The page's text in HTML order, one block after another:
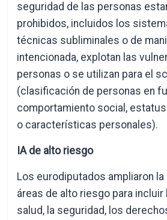
seguridad de las personas
prohibidos, incluidos los
técnicas subliminales o de
intencionada, explotan las
personas o se utilizan para el
(clasificación de personas en
comportamiento social,
o características personales).
IA de alto riesgo
Los eurodiputados ampliaron
áreas de alto riesgo para incluir
salud, la seguridad, los